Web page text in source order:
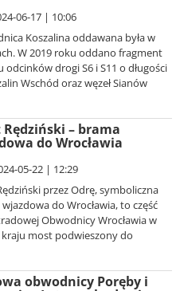
06-17 | 10:06
Koszalina oddawana była w
W 2019 roku oddano fragment
odcinków drogi S6 i S11 o długości
Wschód oraz węzeł Sianów
Rędziński – brama
do Wrocławia
05-22 | 12:29
przez Odrę, symboliczna
do Wrocławia, to część
Obwodnicy Wrocławia w
kraju most podwieszony do
obwodnicy Poręby i